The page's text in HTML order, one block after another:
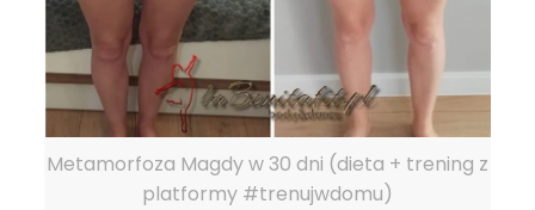
Metamorfoza Magdy w 30 dni (dieta + trening z
platformy #trenujwdomu)